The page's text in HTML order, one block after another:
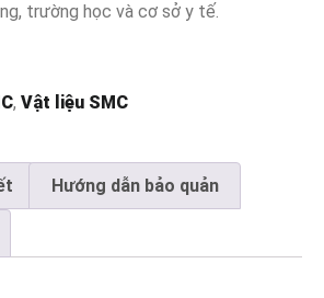
trường học và cơ sở y tế.
, Vật liệu SMC
Hướng dẫn bảo quản